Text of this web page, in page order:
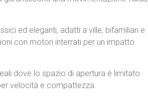
ed eleganti, adatti a ville, bifamiliari e
con motori interrati per un impatto
dove lo spazio di apertura è limitato.
velocità e compattezza.